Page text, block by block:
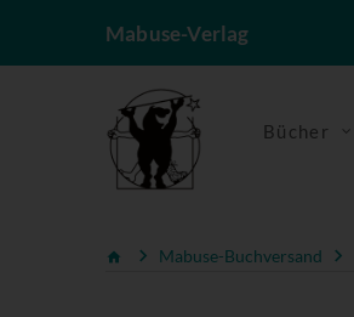
Mabuse-Verlag
Bücher
Mabuse-Buchversand